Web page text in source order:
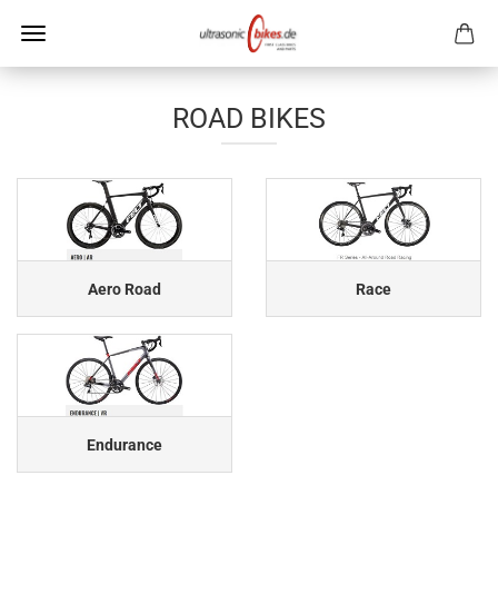
ROAD BIKES
Aero Road Race
Endurance